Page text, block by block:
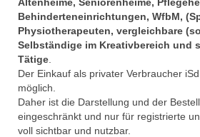
Behinderteneinrichtungen, WfbM,
Physiotherapeuten, vergleichbare
Selbständige im Kreativbereich und
Tätige
Der Einkauf als privater Verbraucher
möglich.
Daher ist die Darstellung und der
eingeschränkt und nur für registrierte
voll sichtbar und nutzbar.